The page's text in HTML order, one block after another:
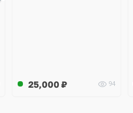
25,000 ₽ 94